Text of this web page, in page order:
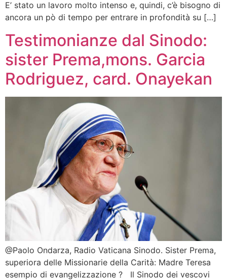
E’ stato un lavoro molto intenso e, quindi, c’è bisogno di
ancora un pò di tempo per entrare in profondità su […]
Testimonianze dal Sinodo:
sister Prema,mons. Garcia
Rodriguez, card. Onayekan
@Paolo Ondarza, Radio Vaticana Sinodo. Sister Prema,
superiora delle Missionarie della Carità: Madre Teresa
esempio di evangelizzazione ? Il Sinodo dei vescovi